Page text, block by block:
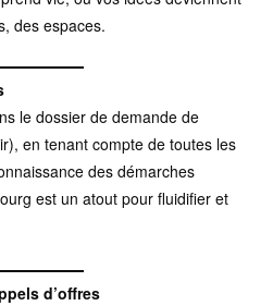
des espaces.
le dossier de demande de
en tenant compte de toutes les
des démarches
est un atout pour fluidifier et
d’offres